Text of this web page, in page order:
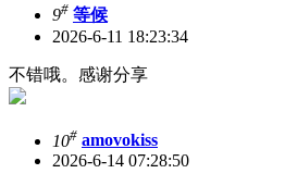
9# 等候
2026-6-11 18:23:34
不错哦。感谢分享
10# amovokiss
2026-6-14 07:28:50